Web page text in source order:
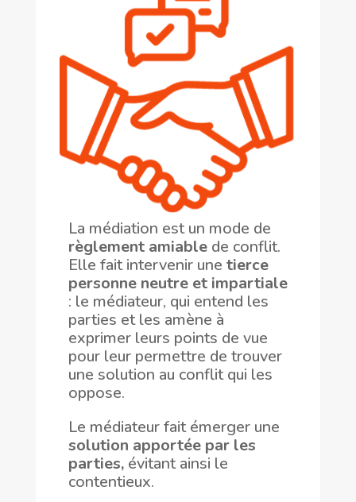
La médiation est un mode de
règlement amiablede conflit.
Elle fait intervenir une tierce
personne neutre et impartiale
: le médiateur, qui entend les
parties et les amène à
exprimer leurs points de vue
pour leur permettre de trouver
une solution au conflit qui les
oppose.
Le médiateur fait émerger une
solution apportée par les
parties,évitant ainsi le
contentieux.